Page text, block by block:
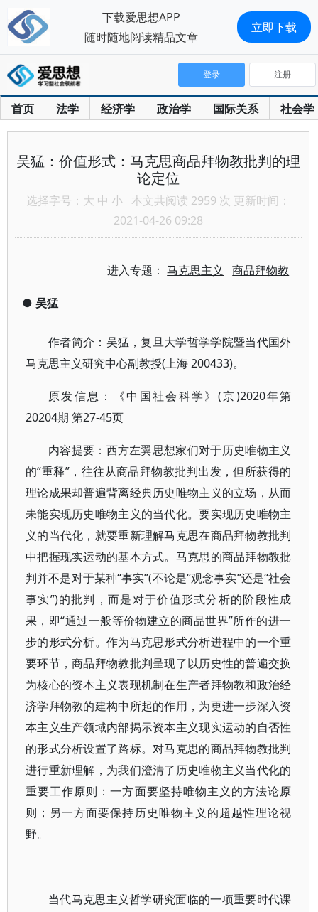
首页 法学 经济学 政治学 国际关系 社会学
登录 注册
吴猛：价值形式：马克思商品拜物教批判的理
论定位
选择字号： 大 中 小 本文共阅读 2959 次 更新时间：
2021-04-26 09:28
进入专题：马克思主义 商品拜物教
● 吴猛
作者简介：吴猛，复旦大学哲学学院暨当代国外
马克思主义研究中心副教授(上海 200433)。
原发信息：《中国社会科学》(京)2020年第
20204期 第27-45页
内容提要：西方左翼思想家们对于历史唯物主义
的“重释”，往往从商品拜物教批判出发，但所获得的
理论成果却普遍背离经典历史唯物主义的立场，从而
未能实现历史唯物主义的当代化。要实现历史唯物主
义的当代化，就要重新理解马克思在商品拜物教批判
中把握现实运动的基本方式。马克思的商品拜物教批
判并不是对于某种“事实”(不论是“观念事实”还是“社会
事实”)的批判，而是对于价值形式分析的阶段性成
果，即“通过一般等价物建立的商品世界”所作的进一
步的形式分析。作为马克思形式分析进程中的一个重
要环节，商品拜物教批判呈现了以历史性的普遍交换
为核心的资本主义表现机制在生产者拜物教和政治经
济学拜物教的建构中所起的作用，为更进一步深入资
本主义生产领域内部揭示资本主义现实运动的自否性
的形式分析设置了路标。对马克思的商品拜物教批判
进行重新理解，为我们澄清了历史唯物主义当代化的
重要工作原则：一方面要坚持唯物主义的方法论原
则；另一方面要保持历史唯物主义的超越性理论视
野。
当代马克思主义哲学研究面临的一项重要时代课
下载爱思想APP
随时随地阅读精品文章
立即下载